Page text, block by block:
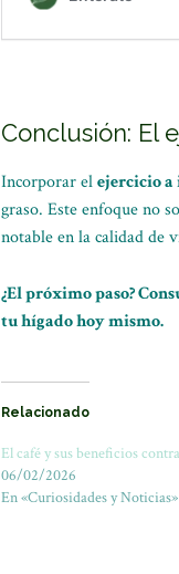
Conclusión: El
Incorporar elejercicio
graso. Este enfoque no
notable en la calidad de
¿El próximo paso?
tu hígado hoy mismo.
Relacionado
El café y sus beneficios
06/02/2026
En «Curiosidades y Noticias»